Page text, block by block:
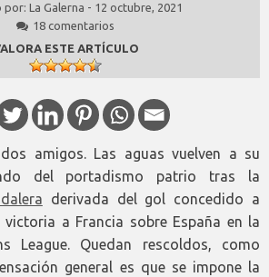
por: La Galerna - 12 octubre, 2021
18 comentarios
ESTE ARTÍCULO
amigos. Las aguas vuelven a su
del portadismo patrio tras la
derivada del gol concedido a
a Francia sobre España en la
League. Quedan rescoldos, como
general es que se impone la